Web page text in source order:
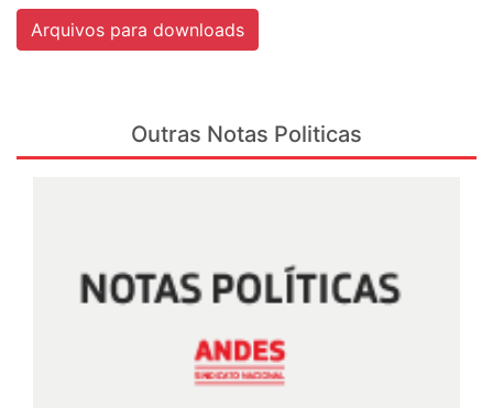
Arquivos para downloads
Outras Notas Politicas